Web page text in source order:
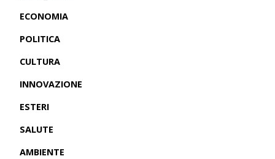
ECONOMIA
POLITICA
CULTURA
INNOVAZIONE
ESTERI
SALUTE
AMBIENTE